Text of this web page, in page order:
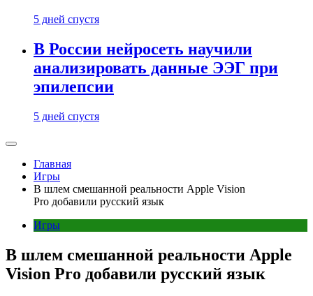
5 дней спустя
В России нейросеть научили
анализировать данные ЭЭГ при
эпилепсии
5 дней спустя
Главная
Игры
В шлем смешанной реальности Apple Vision
Pro добавили русский язык
Игры
В шлем смешанной реальности Apple
Vision Pro добавили русский язык